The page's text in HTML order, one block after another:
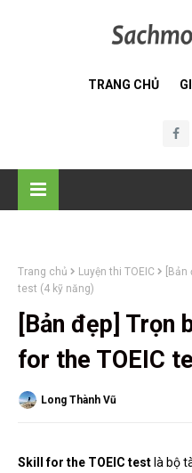
TRANG CHỦ
Trang chủ Luyện thi TOEIC
test (4 kỹ năng)
[Bản đẹp] Trọn
for the TOEIC
Long Thành Vũ
Skill for the TOEIC test là bộ